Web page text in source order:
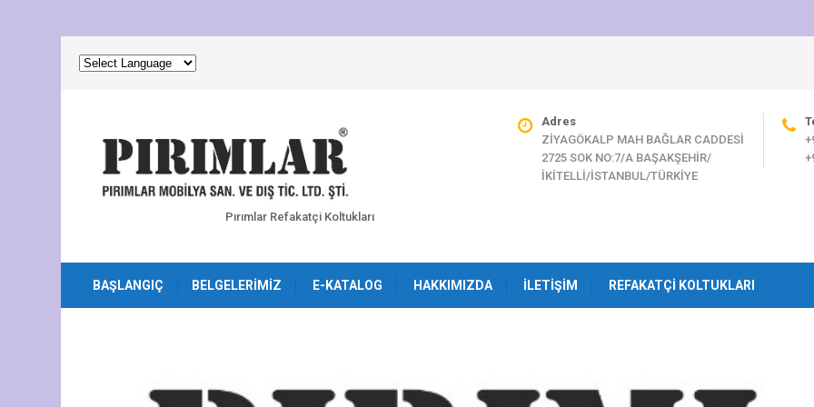
Pırımlar Refakatçi Koltukları
Adres
ZİYAGÖKALP MAH BAĞLAR CADDESİ
2725 SOK NO:7/A BAŞAKŞEHİR/
İKİTELLİ/İSTANBUL/TÜRKİYE
BAŞLANGIÇ BELGELERIMIZ E-KATALOG HAKKIMIZDA İLETIŞIM REFAKATÇI KOLTUKLARI